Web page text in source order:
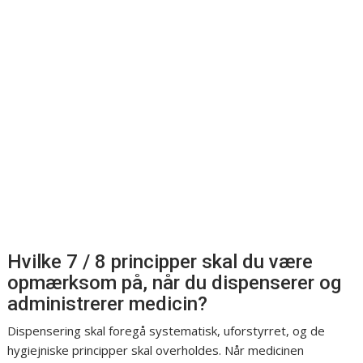
Hvilke 7 / 8 principper skal du være
opmærksom på, når du dispenserer og
administrerer medicin?
Dispensering skal foregå systematisk, uforstyrret, og de
hygiejniske principper skal overholdes. Når medicinen